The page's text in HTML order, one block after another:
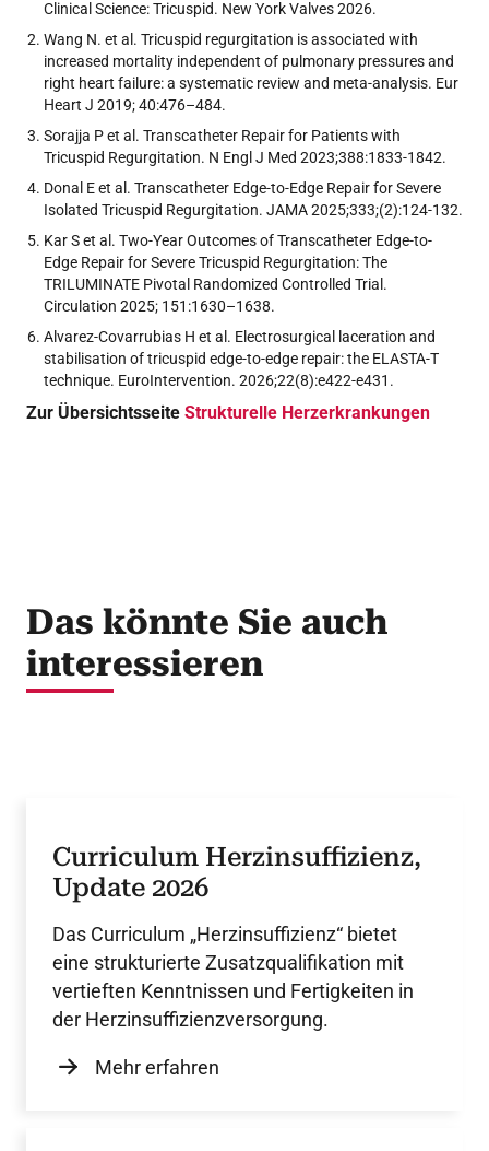
Clinical Science: Tricuspid. New York Valves 2026.
Wang N. et al. Tricuspid regurgitation is associated with
increased mortality independent of pulmonary pressures and
right heart failure: a systematic review and meta-analysis. Eur
Heart J 2019; 40:476–484.
Sorajja P et al. Transcatheter Repair for Patients with
Tricuspid Regurgitation. N Engl J Med 2023;388:1833-1842.
Donal E et al. Transcatheter Edge-to-Edge Repair for Severe
Isolated Tricuspid Regurgitation. JAMA 2025;333;(2):124-132.
Kar S et al. Two-Year Outcomes of Transcatheter Edge-to-
Edge Repair for Severe Tricuspid Regurgitation: The
TRILUMINATE Pivotal Randomized Controlled Trial.
Circulation 2025; 151:1630–1638.
Alvarez-Covarrubias H et al. Electrosurgical laceration and
stabilisation of tricuspid edge-to-edge repair: the ELASTA-T
technique. EuroIntervention. 2026;22(8):e422-e431.
Zur Übersichtsseite Strukturelle Herzerkrankungen
Das könnte Sie auch
interessieren
Curriculum Herzinsuffizienz,
Update 2026
Das Curriculum „Herzinsuffizienz“ bietet
eine strukturierte Zusatzqualifikation mit
vertieften Kenntnissen und Fertigkeiten in
der Herzinsuffizienzversorgung.
Mehr erfahren